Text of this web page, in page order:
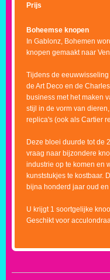
Prijs
Boheemse knopen
In Gablonz, Bohemen
knopen gemaakt naar
Tijdens de eeuwwisseling
de Art Deco en de
business met het maken
stijl in de vorm van
replica's (ook als Cartier
Deze bloei duurde tot de
vraag naar bijzondere
industrie op te komen en
kunststukjes te kostbaar.
bijna honderd jaar oud
U krijgt 1 soortgelijke
Geschikt voor